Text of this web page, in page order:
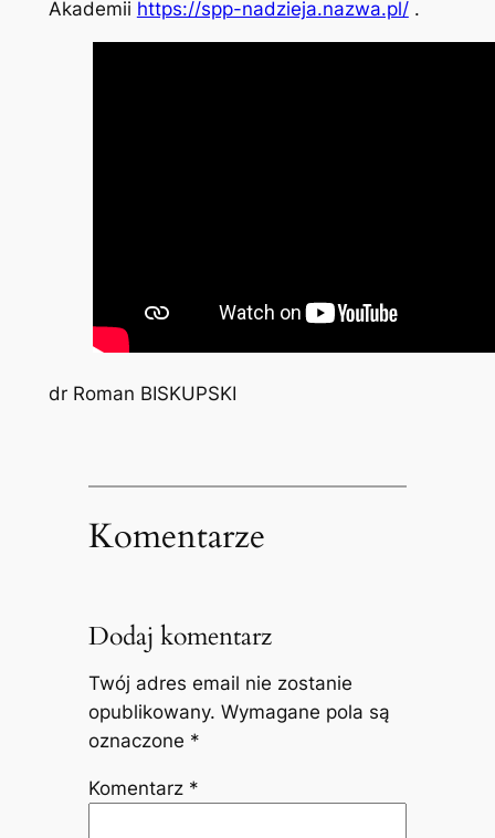
Akademii https://spp-nadzieja.nazwa.pl/.
dr Roman BISKUPSKI
Komentarze
Dodaj komentarz
Twój adres email nie zostanie
opublikowany. Wymagane pola są
oznaczone *
Komentarz *